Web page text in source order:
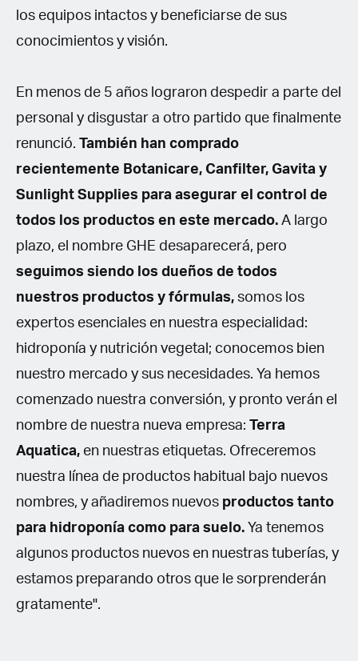
los equipos intactos y beneficiarse de sus
conocimientos y visión.
En menos de 5 años lograron despedir a parte del
personal y disgustar a otro partido que finalmente
renunció. También han comprado
recientemente Botanicare, Canfilter, Gavita y
Sunlight Supplies para asegurar el control de
todos los productos en este mercado. A largo
plazo, el nombre GHE desaparecerá, pero
seguimos siendo los dueños de todos
nuestros productos y fórmulas, somos los
expertos esenciales en nuestra especialidad:
hidroponía y nutrición vegetal; conocemos bien
nuestro mercado y sus necesidades. Ya hemos
comenzado nuestra conversión, y pronto verán el
nombre de nuestra nueva empresa: Terra
Aquatica, en nuestras etiquetas. Ofreceremos
nuestra línea de productos habitual bajo nuevos
nombres, y añadiremos nuevos productos tanto
para hidroponía como para suelo. Ya tenemos
algunos productos nuevos en nuestras tuberías, y
estamos preparando otros que le sorprenderán
gratamente".